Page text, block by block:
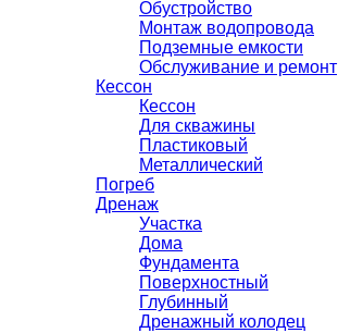
Обустройство
Монтаж водопровода
Подземные емкости
Обслуживание и ремонт
Кессон
Кессон
Для скважины
Пластиковый
Металлический
Погреб
Дренаж
Участка
Дома
Фундамента
Поверхностный
Глубинный
Дренажный колодец